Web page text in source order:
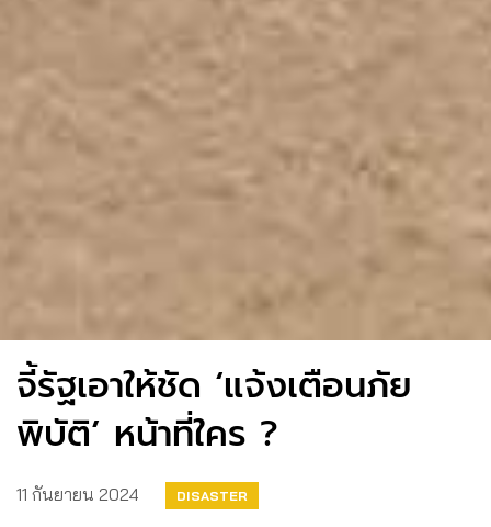
จี้รัฐเอาให้ชัด ‘แจ้งเตือนภัย
พิบัติ’ หน้าที่ใคร ?
11 กันยายน 2024 DISASTER